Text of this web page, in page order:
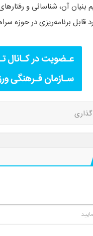
بنیان آن، شناسائی و
قابل برنامه‌ریزی در حوزه